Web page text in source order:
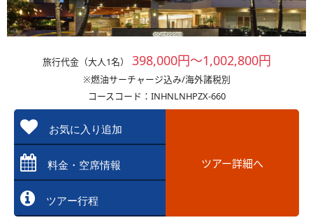
旅行代金（大人1名） 398,000円～1,002,800円
※燃油サーチャージ込み/海外諸税別
コースコード：INHNLNHPZX-660
お気に入り追加
料金・空席情報
ツアー行程
ツアー詳細へ